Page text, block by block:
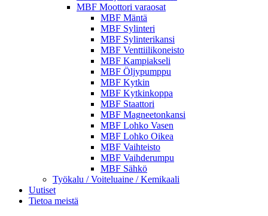
MBF Moottori varaosat
MBF Mäntä
MBF Sylinteri
MBF Sylinterikansi
MBF Venttiilikoneisto
MBF Kampiakseli
MBF Öljypumppu
MBF Kytkin
MBF Kytkinkoppa
MBF Staattori
MBF Magneetonkansi
MBF Lohko Vasen
MBF Lohko Oikea
MBF Vaihteisto
MBF Vaihderumpu
MBF Sähkö
Työkalu / Voiteluaine / Kemikaali
Uutiset
Tietoa meistä